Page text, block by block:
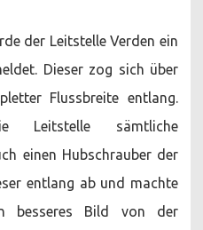
der Leitstelle Verden ein
Dieser zog sich über
Flussbreite entlang.
Leitstelle sämtliche
einen Hubschrauber der
entlang ab und machte
besseres Bild von der